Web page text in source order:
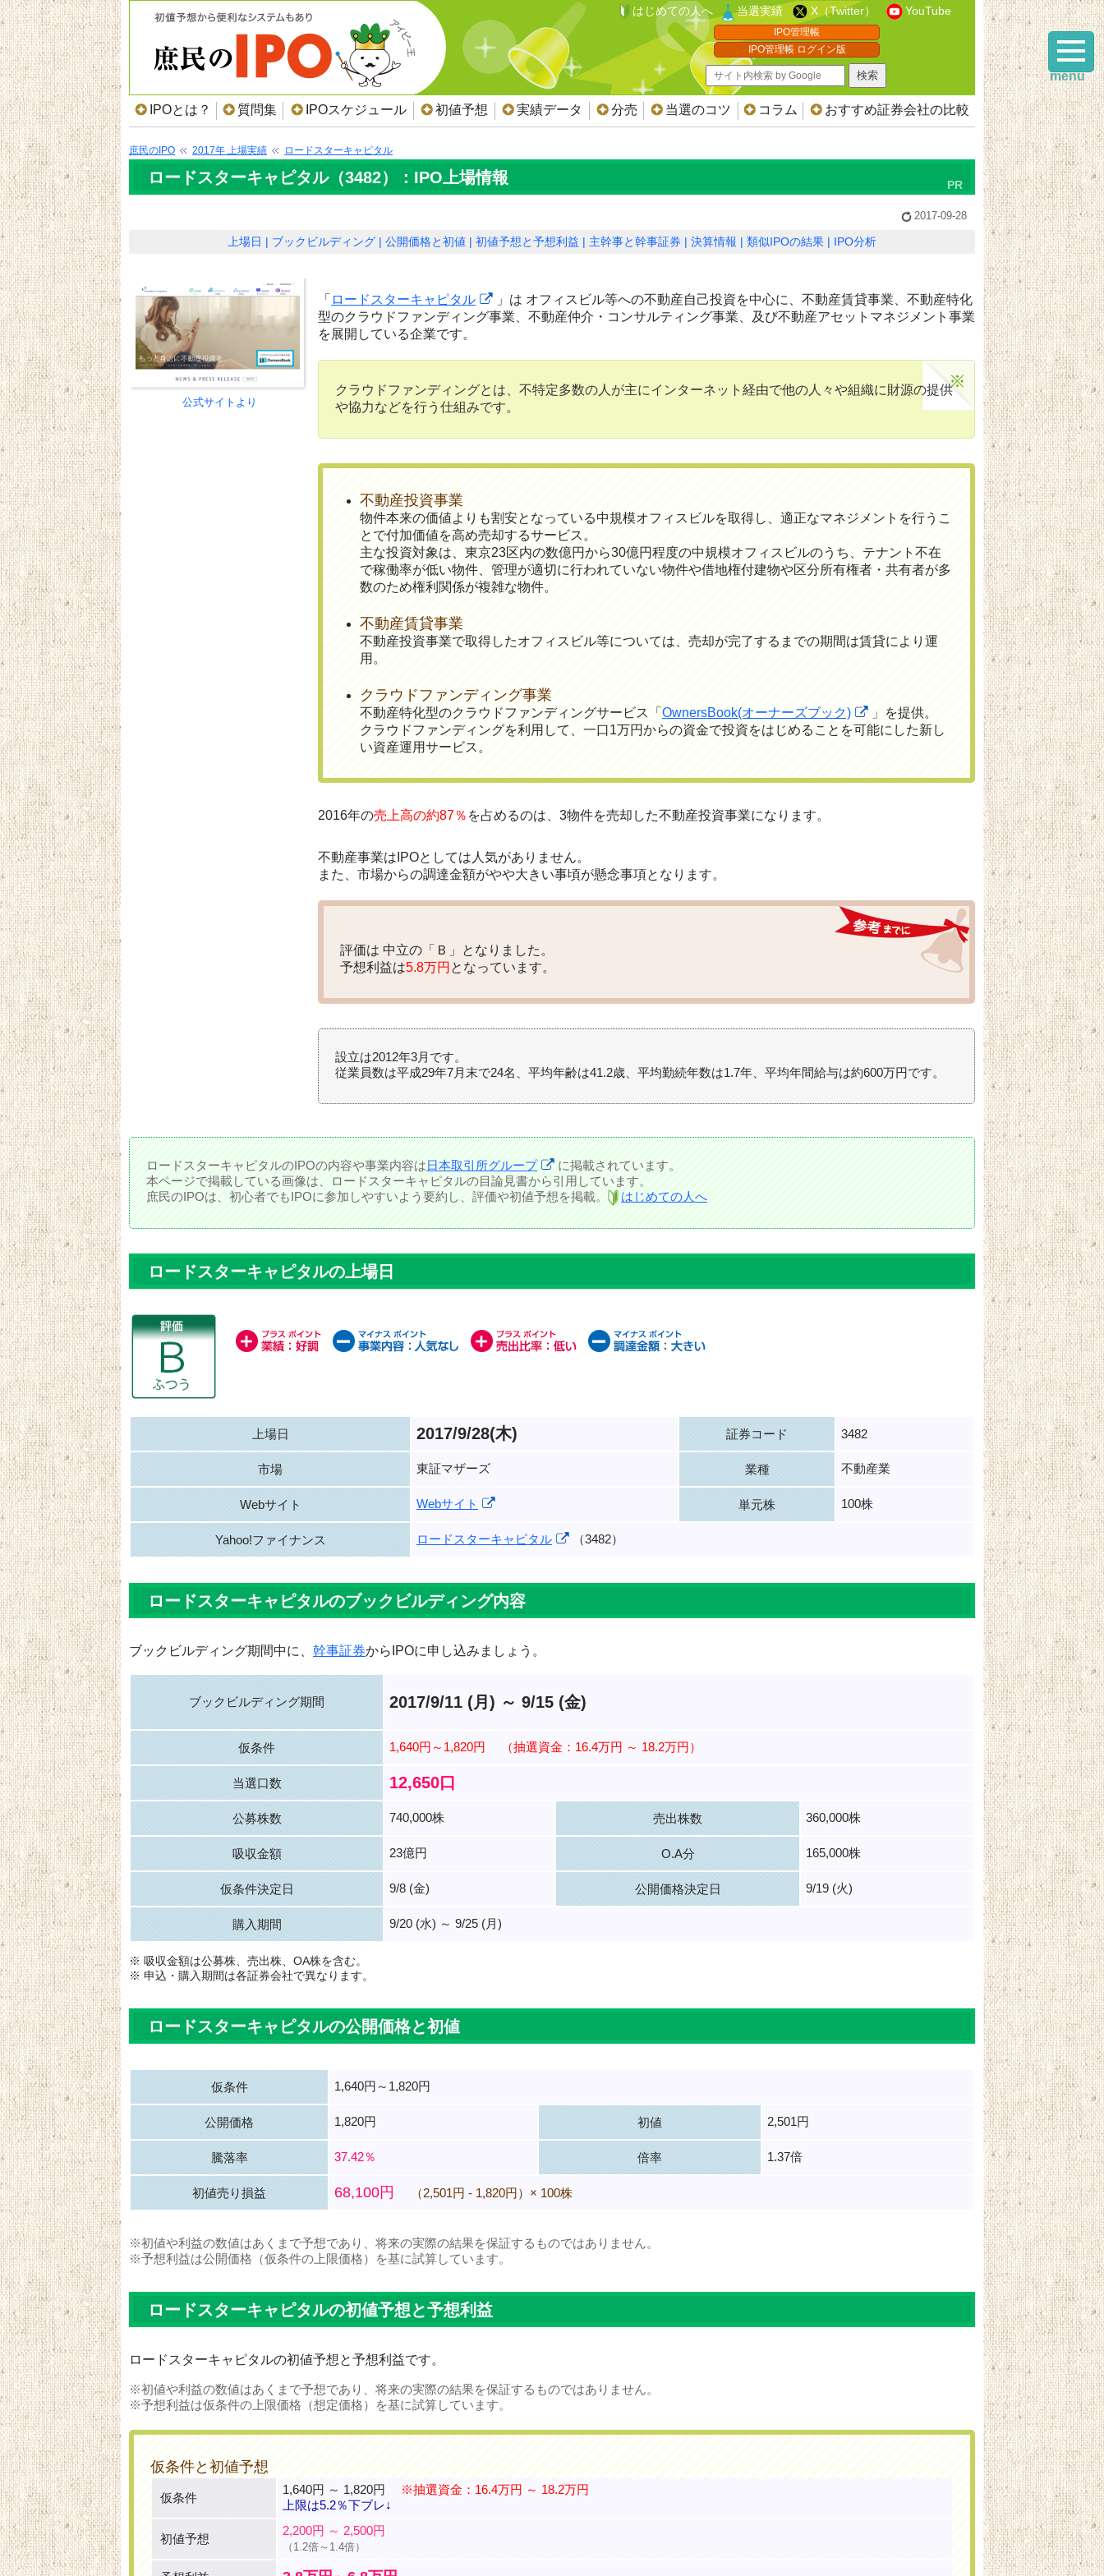
はじめての人へ 当選実績 X（Twitter） YouTube
IPO管理帳
IPO管理帳 ログイン版
IPOとは？ 質問集 IPOスケジュール 初値予想 実績データ 分売 当選のコツ コラム おすすめ証券会社の比較
庶民のIPO 2017年 上場実績 ロードスターキャピタル
ロードスターキャピタル（3482）：IPO上場情報
2017-09-28
上場日 ブックビルディング 公開価格と初値 初値予想と予想利益 主幹事と幹事証券 決算情報 類似IPOの結果 IPO分析
公式サイトより
「 ロードスターキャピタル
」は オフィスビル等への不動産自己投資を中心に、不動産賃貸事業、不動産特化
型のクラウドファンディング事業、不動産仲介・コンサルティング事業、及び不動産アセットマネジメント事業
を展開している企業です。
クラウドファンディングとは、不特定多数の人が主にインターネット経由で他の人々や組織に財源の提供
や協力などを行う仕組みです。
不動産投資事業
物件本来の価値よりも割安となっている中規模オフィスビルを取得し、適正なマネジメントを行うこ
とで付加価値を高め売却するサービス。
主な投資対象は、東京23区内の数億円から30億円程度の中規模オフィスビルのうち、テナント不在
で稼働率が低い物件、管理が適切に行われていない物件や借地権付建物や区分所有権者・共有者が多
数のため権利関係が複雑な物件。
不動産賃貸事業
不動産投資事業で取得したオフィスビル等については、売却が完了するまでの期間は賃貸により運
用。
クラウドファンディング事業
不動産特化型のクラウドファンディングサービス「 OwnersBook(オーナーズブック)
」を提供。
クラウドファンディングを利用して、一口1万円からの資金で投資をはじめることを可能にした新し
い資産運用サービス。
2016年の売上高の約87％ を占めるのは、3物件を売却した不動産投資事業になります。
不動産事業はIPOとしては人気がありません。
また、市場からの調達金額がやや大きい事頃が懸念事項となります。
評価は 中立の「Ｂ」
となりました。
予想利益は5.8万円 となっています。
設立は2012年3月です。
従業員数は平成29年7月末で24名、平均年齢は41.2歳、平均勤続年数は1.7年、平均年間給与は約600万円です。
ロードスターキャピタルのIPOの内容や事業内容は日本取引所グループ
に掲載されています。
本ページで掲載している画像は、ロードスターキャピタルの目論見書から引用しています。
庶民のIPOは、初心者でもIPOに参加しやすいよう要約し、評価や初値予想を掲載。
はじめての人へ
ロードスターキャピタルの上場日
上場日 2017/9/28(木) 証券コード 3482
市場 東証マザーズ 業種 不動産業
Webサイト Webサイト 単元株 100株
Yahoo!ファイナンス ロードスターキャピタル （3482）
ロードスターキャピタルのブックビルディング内容
ブックビルディング期間中に、 幹事証券からIPOに申し込みましょう。
ブックビルディング期間 2017/9/11 (月) ～ 9/15 (金)
仮条件 1,640円～1,820円 （抽選資金：16.4万円 ～ 18.2万円）
当選口数 12,650口
公募株数 740,000株 売出株数 360,000株
吸収金額 23億円 O.A分 165,000株
仮条件決定日 9/8 (金) 公開価格決定日 9/19 (火)
購入期間 9/20 (水) ～ 9/25 (月)
※ 吸収金額は公募株、売出株、OA株を含む。
※ 申込・購入期間は各証券会社で異なります。
ロードスターキャピタルの公開価格と初値
仮条件 1,640円～1,820円
公開価格 1,820円 初値 2,501円
騰落率 37.42％ 倍率 1.37倍
初値売り損益 68,100円 （2,501円 - 1,820円）× 100株
※初値や利益の数値はあくまで予想であり、将来の実際の結果を保証するものではありません。
※予想利益は公開価格（仮条件の上限価格）を基に試算しています。
ロードスターキャピタルの初値予想と予想利益
ロードスターキャピタルの初値予想と予想利益です。
※初値や利益の数値はあくまで予想であり、将来の実際の結果を保証するものではありません。
※予想利益は仮条件の上限価格（想定価格）を基に試算しています。
仮条件と初値予想
仮条件
1,640円 ～ 1,820円
※抽選資金：16.4万円 ～ 18.2万円
上限は5.2％下ブレ↓
初値予想
2,200円 ～ 2,500円
（1.2倍～1.4倍）
menu